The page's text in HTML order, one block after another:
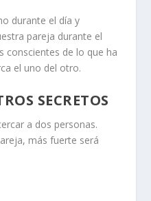
durante el día y
pareja durante el
conscientes de lo que ha
el uno del otro.
SECRETOS
a dos personas.
más fuerte será